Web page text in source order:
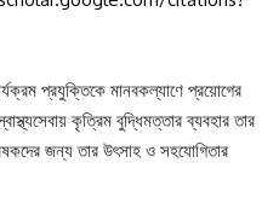
প্রযুক্তিকে মানবকল্যাণে প্রয়োগের
কৃত্রিম বুদ্ধিমত্তার ব্যবহার তার
জন্য তার উৎসাহ ও সহযোগিতার